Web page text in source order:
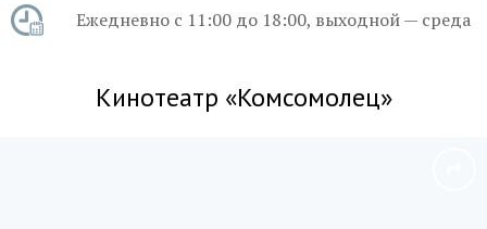
Ежедневно c 11:00 до 18:00, выходной — среда
Кинотеатр «Комсомолец»